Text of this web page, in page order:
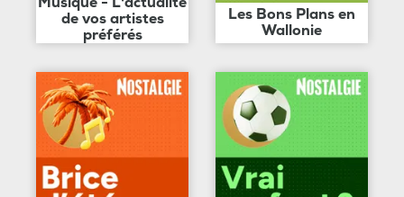
de vos artistes
préférés
Les Bons Plans en
Wallonie